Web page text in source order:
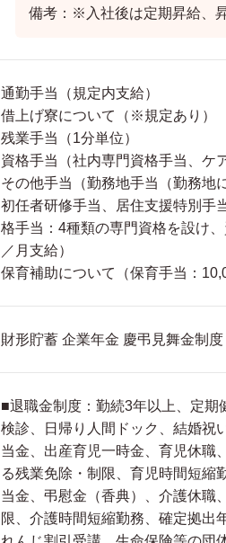
備考：※入社後は定期昇給、
通勤手当（規定内支給）
借上げ寮について（※規定あり）
残業手当（1分単位）
資格手当（社内専門資格手当、ケ
その他手当（勤務地手当（勤務地
初任者研修手当、居住支援特別
格手当：4種類の専門資格を設け
／月支給）
保育補助について（保育手当：
財形貯蓄 企業年金 慶弔見舞金制
■退職金制度：勤続3年以上、定
検診、日帰り人間ドック、結婚祝
当金、出産育児一時金、育児休職
る残業免除・制限、育児時間短縮
当金、弔慰金（香典）、介護休職
限、介護時間短縮勤務、確定拠出